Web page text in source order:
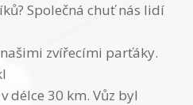
Společná chuť nás lidí
zvířecími parťáky.
délce 30 km. Vůz byl